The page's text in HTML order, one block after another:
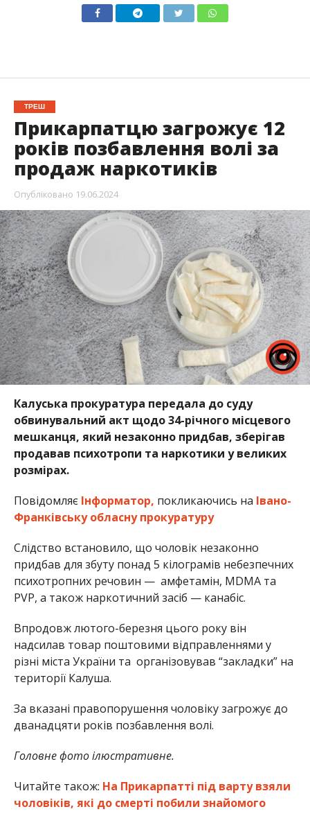
ТРЕШ
Прикарпатцю загрожує 12
років позбавлення волі за
продаж наркотиків
Опубліковано 19.06.2024
Калуська прокуратура передала до суду
обвинувальний акт щодо 34-річного місцевого
мешканця, який незаконно придбав, зберігав
продавав психотропи та наркотики у великих
розмірах.
Повідомляє Інформатор, покликаючись на Івано-
Франківську обласну прокуратуру
Слідство встановило, що чоловік незаконно
придбав для збуту понад 5 кілограмів небезпечних
психотропних речовин — амфетамін, MDMA та
PVP, а також наркотичний засіб — канабіс.
Впродовж лютого-березня цього року він
надсилав товар поштовими відправленнями у
різні міста України та організовував “закладки” на
території Калуша.
За вказані правопорушення чоловіку загрожує до
дванадцяти років позбавлення волі.
Головне фото ілюстративне.
Читайте також: На Прикарпатті під варту взяли
чоловіків, які до смерті побили знайомого